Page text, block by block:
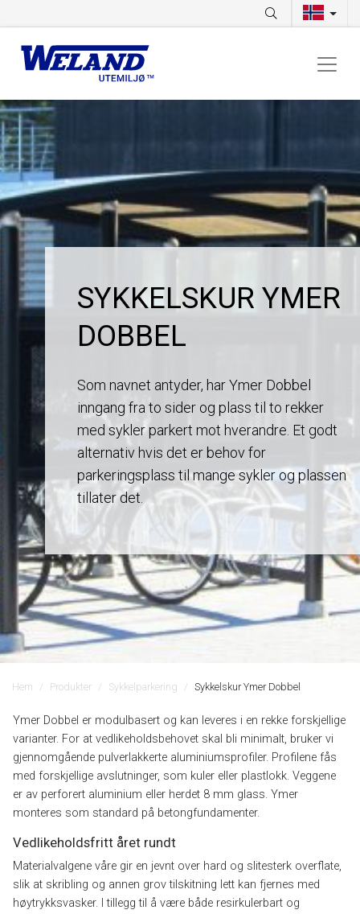
SYKKELSKUR YMER
DOBBEL
Som navnet antyder, har Ymer Dobbel
inngang fra to sider og plass til to rekker
med sykler parkert mot hverandre. Et godt
alternativ hvis det er behov for
parkeringsplass til mange sykler og plassen
tillater det.
Hem Produkter Sykkelparkering Sykkelskur Ymer Dobbel
Ymer Dobbel er modulbasert og kan leveres i en rekke forskjellige
varianter. For at vedlikeholdsbehovet skal bli minimalt, bruker vi
gjennomgående pulverlakkerte aluminiumsprofiler. Profilene fås
med forskjellige avslutninger, som kuler eller plastlokk. Veggene
er av perforert aluminium eller herdet 8 mm glass. Ymer
monteres som standard på betongfundamenter.
Vedlikeholdsfritt året rundt
Materialvalgene våre gir en jevnt over hard og slitesterk overflate,
slik at skribling og annen grov tilskitning lett kan fjernes med
høytrykksvasker. I tillegg til å være både resirkulerbart og